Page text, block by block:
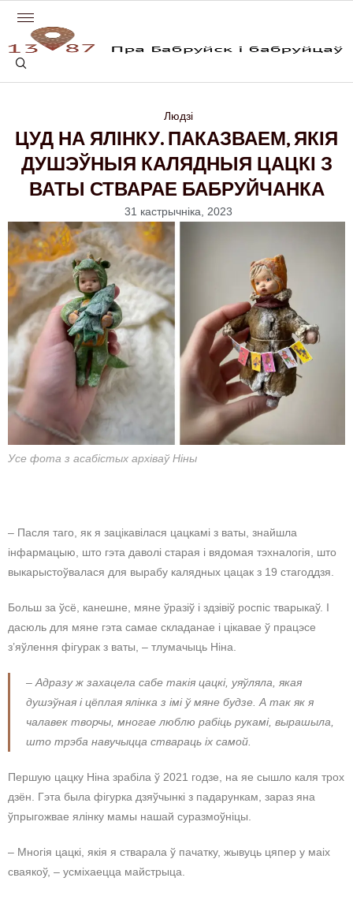
Людзі
ЦУД НА ЯЛІНКУ. ПАКАЗВАЕМ, ЯКІЯ
ДУШЭЎНЫЯ КАЛЯДНЫЯ ЦАЦКІ З
ВАТЫ СТВАРАЕ БАБРУЙЧАНКА
31 кастрычніка, 2023
Усе фота з асабістых архіваў Ніны
– Пасля таго, як я зацікавілася цацкамі з ваты, знайшла
інфармацыю, што гэта даволі старая і вядомая тэхналогія, што
выкарыстоўвалася для вырабу калядных цацак з 19 стагоддзя.
Больш за ўсё, канешне, мяне ўразіў і здзівіў роспіс тварыкаў. І
дасюль для мяне гэта самае складанае і цікавае ў працэсе
з’яўлення фігурак з ваты, – тлумачыць Ніна.
– Адразу ж захацела сабе такія цацкі, уяўляла, якая
душэўная і цёплая ялінка з імі ў мяне будзе. А так як я
чалавек творчы, многае люблю рабіць рукамі, вырашыла,
што трэба навучыцца ствараць іх самой.
Першую цацку Ніна зрабіла ў 2021 годзе, на яе сышло каля трох
дзён. Гэта была фігурка дзяўчынкі з падарункам, зараз яна
ўпрыгожвае ялінку мамы нашай суразмоўніцы.
– Многія цацкі, якія я стварала ў пачатку, жывуць цяпер у маіх
сваякоў, – усміхаецца майстрыца.